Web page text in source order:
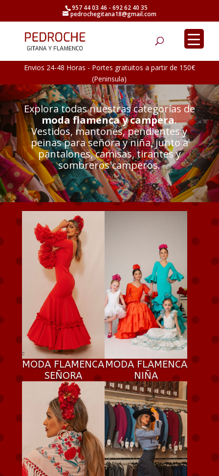
957 44 03 46 - 692 62 40 35
pedrochegitana18@gmail.com
Envios 24-48 Horas - Portes gratuitos a partir de 150€
(Peninsula)
Explora todas nuestras categorías de
moda flamenca y campera.
Vestidos, mantones, pendientes y
peinas para señora y niña, junto a
pantalones, camisas, tirantes y
sombreros camperos.
MODA FLAMENCA
SEÑORA
MODA FLAMENCA
NIÑA